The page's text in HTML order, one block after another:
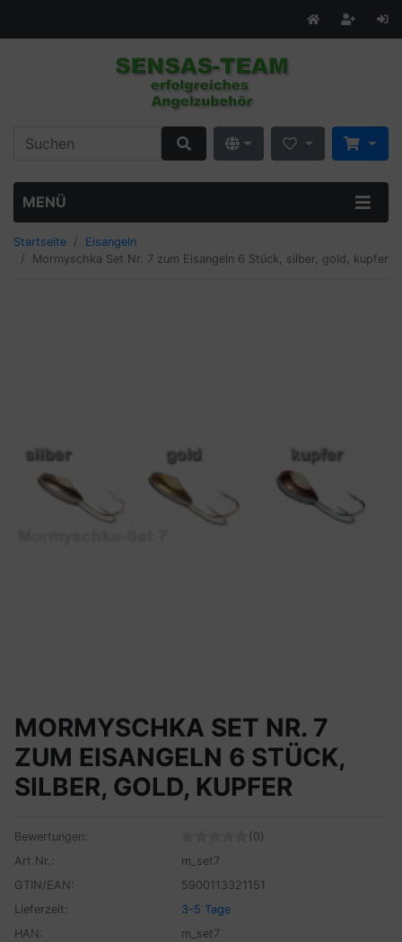
MENÜ
Startseite
Eisangeln
Mormyschka Set Nr. 7 zum Eisangeln 6 Stück, silber, gold, kupfer
MORMYSCHKA SET NR. 7
ZUM EISANGELN 6 STÜCK,
SILBER, GOLD, KUPFER
Bewertungen:
(0)
Art.Nr.:
m_set7
GTIN/EAN:
5900113321151
Lieferzeit:
3-5 Tage
HAN:
m_set7